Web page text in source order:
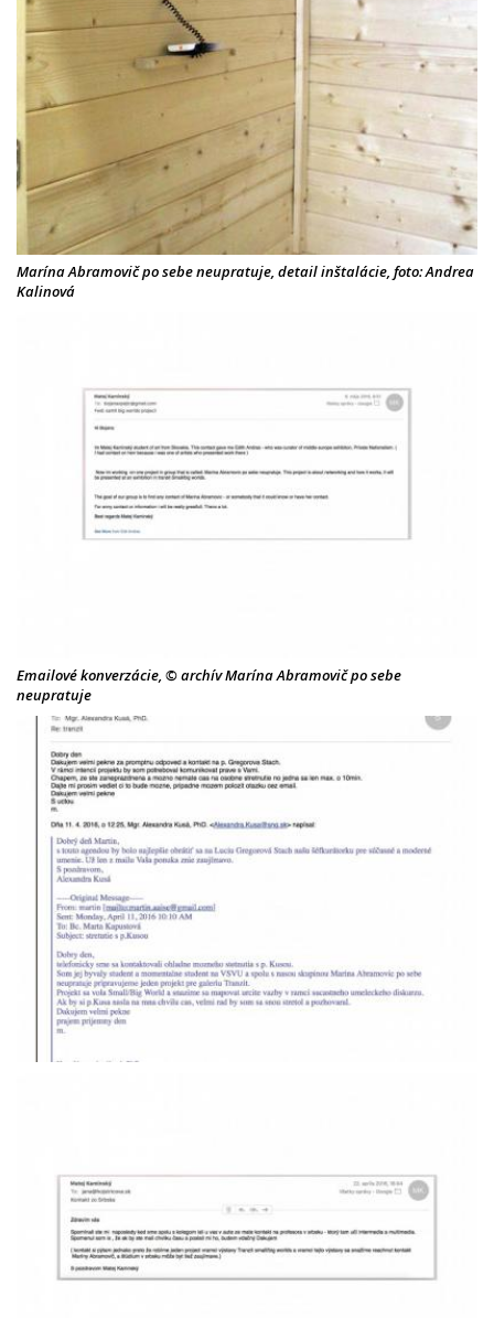
Marína Abramovič po sebe neupratuje, detail inštalácie, foto: Andrea
Kalinová
Emailové konverzácie, © archív Marína Abramovič po sebe
neupratuje